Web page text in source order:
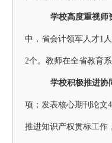
学校高度重视师
中， 省会计领军人才1
2个 。教师在全省教育
学校积极推进协
项；发表核心期刊论文
推进知识产权贯标工作